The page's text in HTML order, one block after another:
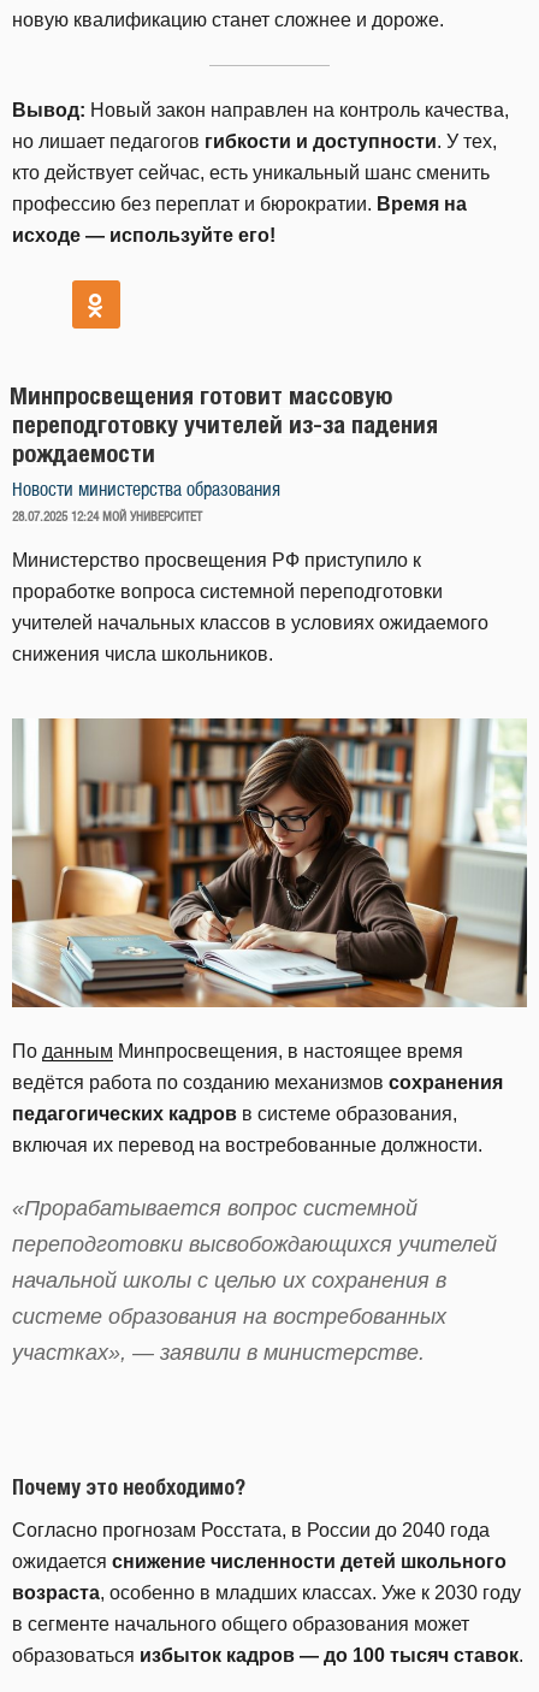
новую квалификацию станет сложнее и дороже.
Вывод: Новый закон направлен на контроль качества,
но лишает педагогов гибкости и доступности. У тех,
кто действует сейчас, есть уникальный шанс сменить
профессию без переплат и бюрократии. Время на
исходе — используйте его!
Минпросвещения готовит массовую
переподготовку учителей из-за падения
рождаемости
Новости министерства образования
ОПУБЛИКОВАНО
28.07.2025 12:24 МОЙ УНИВЕРСИТЕТ
Министерство просвещения РФ приступило к
проработке вопроса системной переподготовки
учителей начальных классов в условиях ожидаемого
снижения числа школьников.
По данным Минпросвещения, в настоящее время
ведётся работа по созданию механизмов сохранения
педагогических кадров в системе образования,
включая их перевод на востребованные должности.
«Прорабатывается вопрос системной
переподготовки высвобождающихся учителей
начальной школы с целью их сохранения в
системе образования на востребованных
участках», — заявили в министерстве.
Почему это необходимо?
Согласно прогнозам Росстата, в России до 2040 года
ожидается снижение численности детей школьного
возраста, особенно в младших классах. Уже к 2030 году
в сегменте начального общего образования может
образоваться избыток кадров — до 100 тысяч ставок.